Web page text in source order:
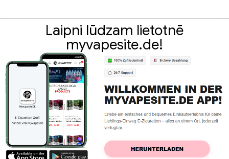
Laipni lūdzam lietotnē
myvapesite.de!